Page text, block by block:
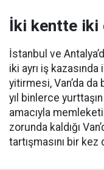
İki kentte iki
İstanbul ve
iki ayrı iş kazasında
yitirmesi, Van’da
yıl binlerce
amacıyla
zorunda kaldığı
tartışmasını bir